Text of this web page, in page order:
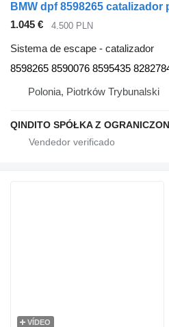
BMW dpf 8598265 catalizador
1.045 €
4.500 PLN
Sistema de escape - catalizador
8598265 8590076 8595435
Polonia, Piotrków Trybunalski
VÍDEO